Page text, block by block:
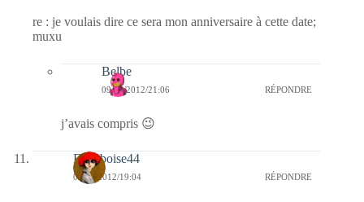
re : je voulais dire ce sera mon anniversaire à cette date;
muxu
Belbe
09/02/2012/21:06 RÉPONDRE
j’avais compris 😉
Framboise44
09/02/2012/19:04 RÉPONDRE